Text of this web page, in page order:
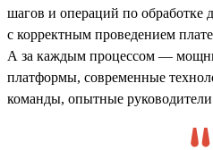
шагов и операций по обработке
с корректным проведением
А за каждым процессом —
платформы, современные
команды, опытные руководители